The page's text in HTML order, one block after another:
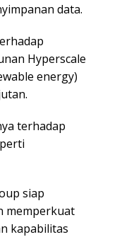
data.
Hyperscale
energy)
terhadap
siap
memperkuat
kapabilitas